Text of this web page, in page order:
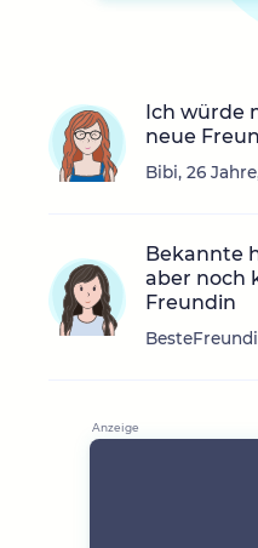
Ich würde
neue
Bibi, 26
Bekannte
aber noch
Freundin